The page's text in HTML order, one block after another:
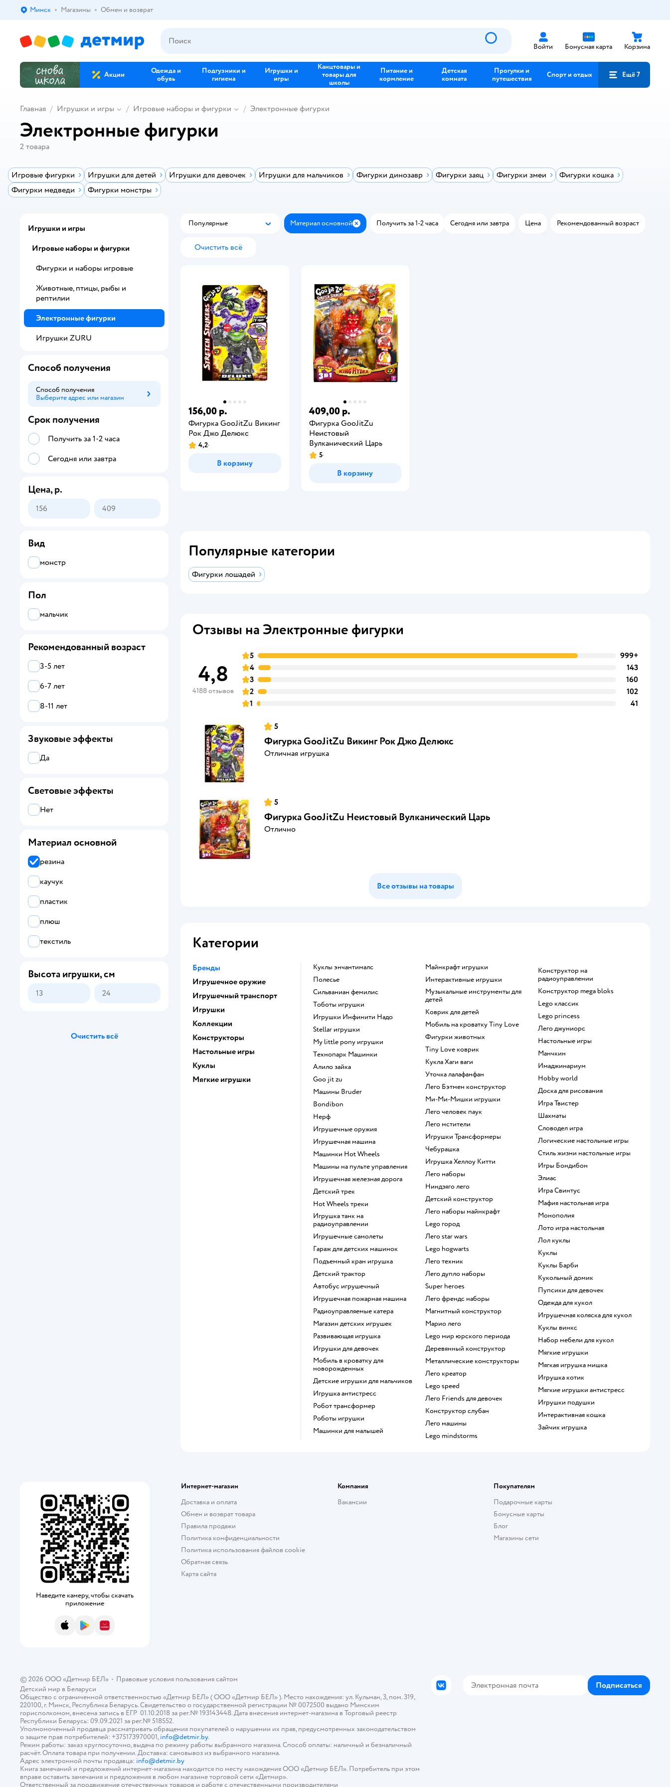
Выбор адреса доставки.
Минск Магазины Обмен и возврат
Войти Бонусная карта Корзина
Акции
Одежда и
обувь
Подгузники и
гигиена
Игрушки и
игры
Канцтовары и
товары для
школы
Питание и
кормление
Детская
комната
Прогулки и
путешествия
Спорт и отдых Ещё 7
Главная Игрушки и игры Игровые наборы и фигурки Электронные фигурки
Электронные фигурки
2 товара
Игровые фигурки Игрушки для детей Игрушки для девочек Игрушки для мальчиков Фигурки динозавр Фигурки заяц Фигурки змеи
Фигурки кошка
Фигурки медведи
Фигурки монстры
Популярные
Популярные Материал основной ЗакрытьПолучить за 1-2 часа Сегодня или завтра Цена Рекомендованный возраст
Очистить всё
156,00 р.
Фигурка GooJitZu Викинг
Рок Джо Делюкс
4,2
В корзину
409,00 р.
Фигурка GooJitZu
Неистовый
Вулканический Царь
5
В корзину
Популярные категории
Фигурки лошадей
Отзывы на Электронные фигурки
4,8
4188 отзывов
5
999+
4
143
3
160
2
102
1
41
5
Фигурка GooJitZu Викинг Рок Джо Делюкс
Отличная игрушка
5
Фигурка GooJitZu Неистовый Вулканический Царь
Отлично
Все отзывы на товары
Категории
Бренды
Игрушечное оружие
Игрушечный транспорт
Игрушки
Коллекции
Конструкторы
Настольные игры
Куклы
Мягкие игрушки
Куклы энчантималс
Полесье
Сильваниан фемилис
Тоботы игрушки
Игрушки Инфинити Надо
Stellar игрушки
my little pony игрушки
Технопарк Машинки
Алило зайка
Goo jit zu
Машины Bruder
Bondibon
Нерф
Игрушечные оружия
Игрушечная машина
Машинки Hot Wheels
Машины на пульте управления
Игрушечная железная дорога
Детский трек
Hot Wheels треки
Игрушка танк на
радиоуправлении
Игрушечные самолеты
Гараж для детских машинок
Подъемный кран игрушка
Детский трактор
Автобус игрушечный
Игрушечная пожарная машина
Радиоуправляемые катера
Магазин детских игрушек
Развивающая игрушка
Игрушки для девочек
Мобиль в кроватку для
новорожденных
Детские игрушки для мальчиков
Игрушка антистресс
Робот трансформер
Роботы игрушки
Машинки для малышей
Майнкрафт игрушки
Интерактивные игрушки
Музыкальные инструменты для
детей
Коврик для детей
Мобиль на кроватку Tiny Love
Фигурки животных
Tiny Love коврик
Кукла Хаги ваги
Уточка лалафанфан
Лего Бэтмен конструктор
Ми-Ми-Мишки игрушки
Лего человек паук
Лего мстители
Игрушки Трансформеры
Чебурашка
Игрушка Хеллоу Китти
Лего наборы
Ниндзяго лего
Детский конструктор
Лего наборы майнкрафт
Lego город
Лего star wars
Lego hogwarts
Лего техник
Лего дупло наборы
Super heroes
Лего френдс наборы
Магнитный конструктор
Марио лего
Lego мир юрского периода
Деревянный конструктор
Металлические конструкторы
Лего креатор
Lego speed
Лего Friends для девочек
Конструктор слубан
Лего машины
Lego mindstorms
Конструктор на
радиоуправлении
Конструктор mega bloks
Lego классик
Lego princess
Лего джуниорс
Настольные игры
Манчкин
Имаджинариум
Hobby world
Доска для рисования
Игра Твистер
Шахматы
Словодел игра
Логические настольные игры
Стиль жизни настольные игры
Игры Бондибон
Элиас
Игра Свинтус
Мафия настольная игра
Монополия
Лото игра настольная
Лол куклы
Куклы
Куклы Барби
Кукольный домик
Пупсики для девочек
Одежда для кукол
Игрушечная коляска для кукол
Куклы винкс
Набор мебели для кукол
Мягкие игрушки
Мягкая игрушка мишка
Игрушка котик
Мягкие игрушки антистресс
Игрушки подушки
Интерактивная кошка
Зайчик игрушка
Игрушки и игры
Игровые наборы и фигурки
Фигурки и наборы игровые
Животные, птицы, рыбы и
рептилии
Электронные фигурки
Игрушки ZURU
Способ получения
Способ получения
Выберите адрес или магазин
Способ получения
Срок получения
Получить за 1-2 часа
Сегодня или завтра
Цена, р.
Вид
монстр
Пол
мальчик
Рекомендованный возраст
3-5 лет
6-7 лет
8-11 лет
Звуковые эффекты
Да
Световые эффекты
Нет
Материал основной
резина
каучук
пластик
плюш
текстиль
Высота игрушки, см
Очистить всё
Наведите камеру, чтобы скачать
приложение
App StoreGoogle PlayAppGallery
Интернет-магазин
Доставка и оплата
Обмен и возврат товара
Правила продажи
Политика конфиденциальности
Политика использования файлов cookie
Обратная связь
Карта сайта
Компания
Вакансии
Покупателям
Подарочные карты
Бонусные карты
Блог
Магазины сети
© 2026 ООО «Детмир БЕЛ» • Правовые условия пользования сайтом
Детский мир в Беларуси
Общество с ограниченной ответственностью «Детмир БЕЛ» ( ООО «Детмир БЕЛ» ). Место нахождения: ул. Кульман, 3, пом. 319,
220100, г. Минск, Республика Беларусь. Свидетельство о государственной регистрации № 0072500 выдано Минским
горисполкомом, внесена запись в ЕГР 01.10.2018 за рег.№ 193143448. Дата внесения интернет-магазина в Торговый реестр
Республики Беларусь: 09.09.2021 за рег.№ 518552.
Уполномоченный продавца рассматривать обращения покупателей о нарушении их прав, предусмотренных законодательством
о защите прав потребителей: +375173970001,info@detmir.by.
Режим работы: заказ круглосуточно, выдача по режиму работы выбранного магазина. Способ оплаты: наличный и безналичный
расчёт. Оплата товара при получении. Доставка: самовывоз из выбранного магазина.
Адрес электронной почты продавца: info@detmir.by
Книга замечаний и предложений интернет-магазина находится по месту нахождения ООО «Детмир БЕЛ». Потребитель при этом
вправе оставить замечания и предложения в любом магазине торговой сети «Детмир».
Ответственный за продвижение отечественных товаров и работе с отечественными производителями
ВКонтакте Подписаться